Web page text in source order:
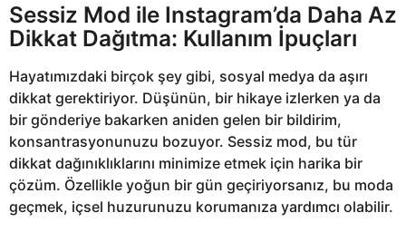
Sessiz Mod ile Instagram’da Daha Az
Dikkat Dağıtma: Kullanım İpuçları
Hayatımızdaki birçok şey gibi, sosyal medya da aşırı
dikkat gerektiriyor. Düşünün, bir hikaye izlerken ya da
bir gönderiye bakarken aniden gelen bir bildirim,
konsantrasyonunuzu bozuyor. Sessiz mod, bu tür
dikkat dağınıklıklarını minimize etmek için harika bir
çözüm. Özellikle yoğun bir gün geçiriyorsanız, bu moda
geçmek, içsel huzurunuzu korumanıza yardımcı olabilir.